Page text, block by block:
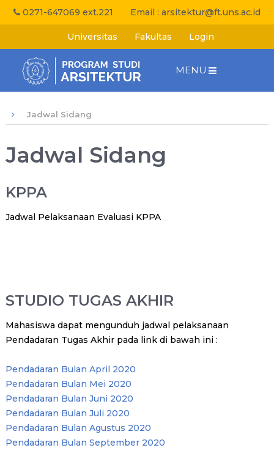
0271-647069 ext.221 Email : arsitektur@ft.uns.ac.id
Universitas Fakultas Login
MENU
Jadwal Sidang
Jadwal Sidang
KPPA
Jadwal Pelaksanaan Evaluasi KPPA
STUDIO TUGAS AKHIR
Mahasiswa dapat mengunduh jadwal pelaksanaan
Pendadaran Tugas Akhir pada link di bawah ini :
Pendadaran Bulan April 2020
Pendadaran Bulan Mei 2020
Pendadaran Bulan Juni 2020
Pendadaran Bulan Juli 2020
Pendadaran Bulan Agustus 2020
Pendadaran Bulan September 2020